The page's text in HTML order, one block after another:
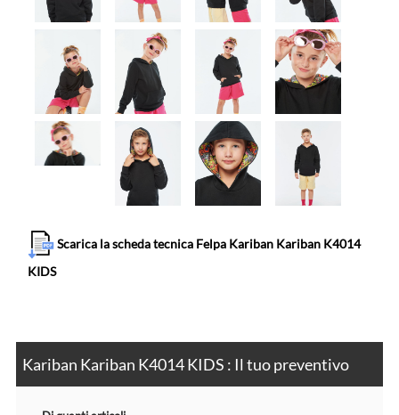
Scarica la scheda tecnica Felpa Kariban Kariban K4014
KIDS
Kariban Kariban K4014 KIDS : Il tuo preventivo